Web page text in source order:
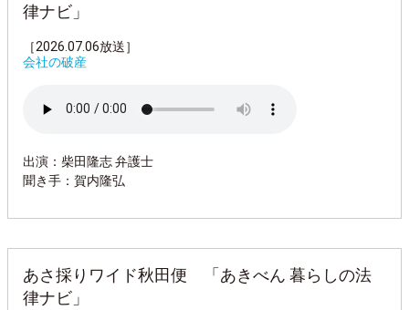
律ナビ」
［2026.07.06放送］
会社の破産
出演：柴田隆志 弁護士
聞き手：賀内隆弘
あさ採りワイド秋田便 「あきべん 暮らしの法
律ナビ」